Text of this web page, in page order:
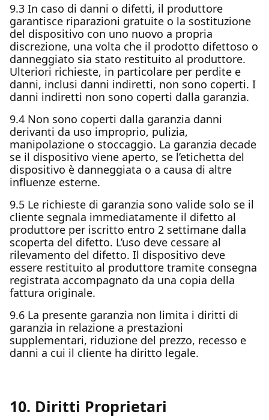
9.3 In caso di danni o difetti, il produttore
garantisce riparazioni gratuite o la sostituzione
del dispositivo con uno nuovo a propria
discrezione, una volta che il prodotto difettoso o
danneggiato sia stato restituito al produttore.
Ulteriori richieste, in particolare per perdite e
danni, inclusi danni indiretti, non sono coperti. I
danni indiretti non sono coperti dalla garanzia.
9.4 Non sono coperti dalla garanzia danni
derivanti da uso improprio, pulizia,
manipolazione o stoccaggio. La garanzia decade
se il dispositivo viene aperto, se l’etichetta del
dispositivo è danneggiata o a causa di altre
influenze esterne.
9.5 Le richieste di garanzia sono valide solo se il
cliente segnala immediatamente il difetto al
produttore per iscritto entro 2 settimane dalla
scoperta del difetto. L’uso deve cessare al
rilevamento del difetto. Il dispositivo deve
essere restituito al produttore tramite consegna
registrata accompagnato da una copia della
fattura originale.
9.6 La presente garanzia non limita i diritti di
garanzia in relazione a prestazioni
supplementari, riduzione del prezzo, recesso e
danni a cui il cliente ha diritto legale.
10. Diritti Proprietari